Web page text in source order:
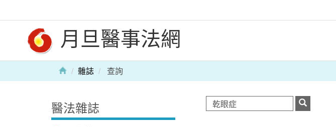
月旦醫事法網
雜誌 查詢
醫法雜誌